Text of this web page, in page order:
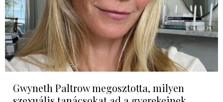
Gwyneth Paltrow megosztotta, milyen